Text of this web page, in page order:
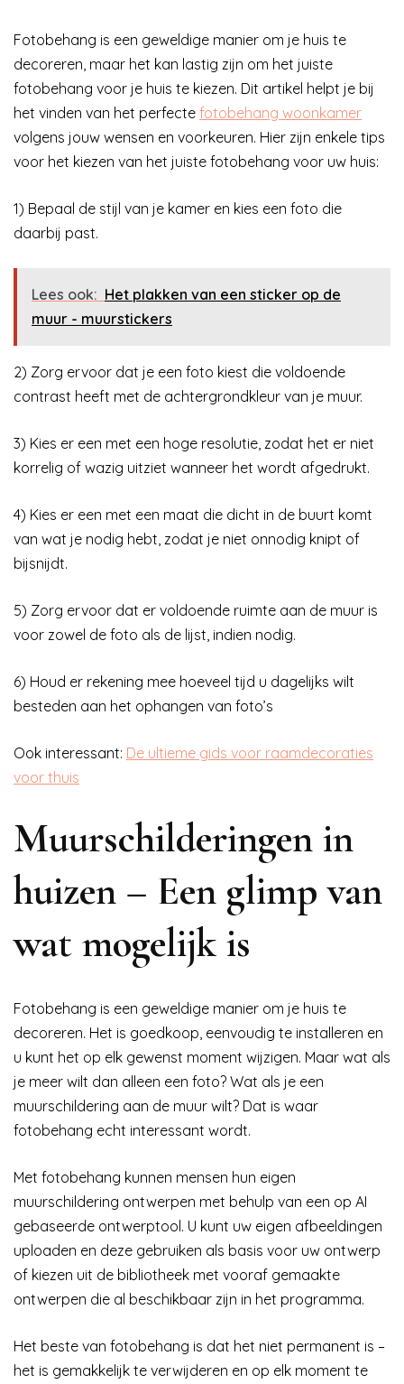
Fotobehang is een geweldige manier om je huis te
decoreren, maar het kan lastig zijn om het juiste
fotobehang voor je huis te kiezen. Dit artikel helpt je bij
het vinden van het perfecte fotobehang woonkamer
volgens jouw wensen en voorkeuren. Hier zijn enkele tips
voor het kiezen van het juiste fotobehang voor uw huis:
1) Bepaal de stijl van je kamer en kies een foto die
daarbij past.
Lees ook: Het plakken van een sticker op de
muur - muurstickers
2) Zorg ervoor dat je een foto kiest die voldoende
contrast heeft met de achtergrondkleur van je muur.
3) Kies er een met een hoge resolutie, zodat het er niet
korrelig of wazig uitziet wanneer het wordt afgedrukt.
4) Kies er een met een maat die dicht in de buurt komt
van wat je nodig hebt, zodat je niet onnodig knipt of
bijsnijdt.
5) Zorg ervoor dat er voldoende ruimte aan de muur is
voor zowel de foto als de lijst, indien nodig.
6) Houd er rekening mee hoeveel tijd u dagelijks wilt
besteden aan het ophangen van foto’s
Ook interessant: De ultieme gids voor raamdecoraties
voor thuis
Muurschilderingen in
huizen – Een glimp van
wat mogelijk is
Fotobehang is een geweldige manier om je huis te
decoreren. Het is goedkoop, eenvoudig te installeren en
u kunt het op elk gewenst moment wijzigen. Maar wat als
je meer wilt dan alleen een foto? Wat als je een
muurschildering aan de muur wilt? Dat is waar
fotobehang echt interessant wordt.
Met fotobehang kunnen mensen hun eigen
muurschildering ontwerpen met behulp van een op AI
gebaseerde ontwerptool. U kunt uw eigen afbeeldingen
uploaden en deze gebruiken als basis voor uw ontwerp
of kiezen uit de bibliotheek met vooraf gemaakte
ontwerpen die al beschikbaar zijn in het programma.
Het beste van fotobehang is dat het niet permanent is –
het is gemakkelijk te verwijderen en op elk moment te